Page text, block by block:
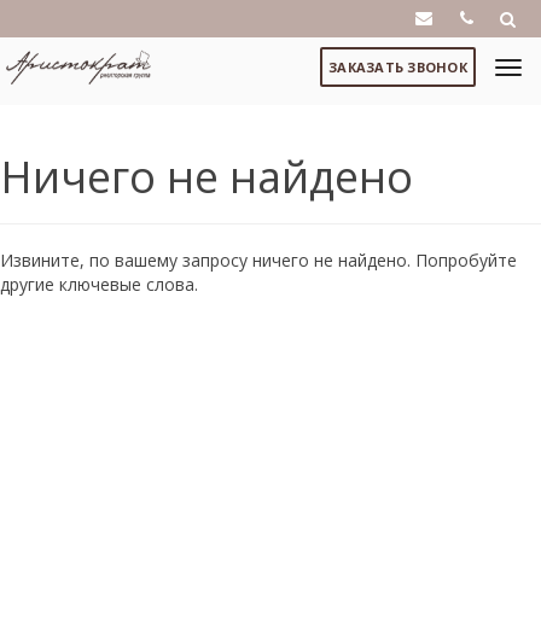
ЗАКАЗАТЬ ЗВОНОК
Ничего не найдено
Извините, по вашему запросу ничего не найдено. Попробуйте
другие ключевые слова.